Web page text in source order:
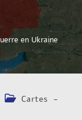
en Ukraine​
Cartes